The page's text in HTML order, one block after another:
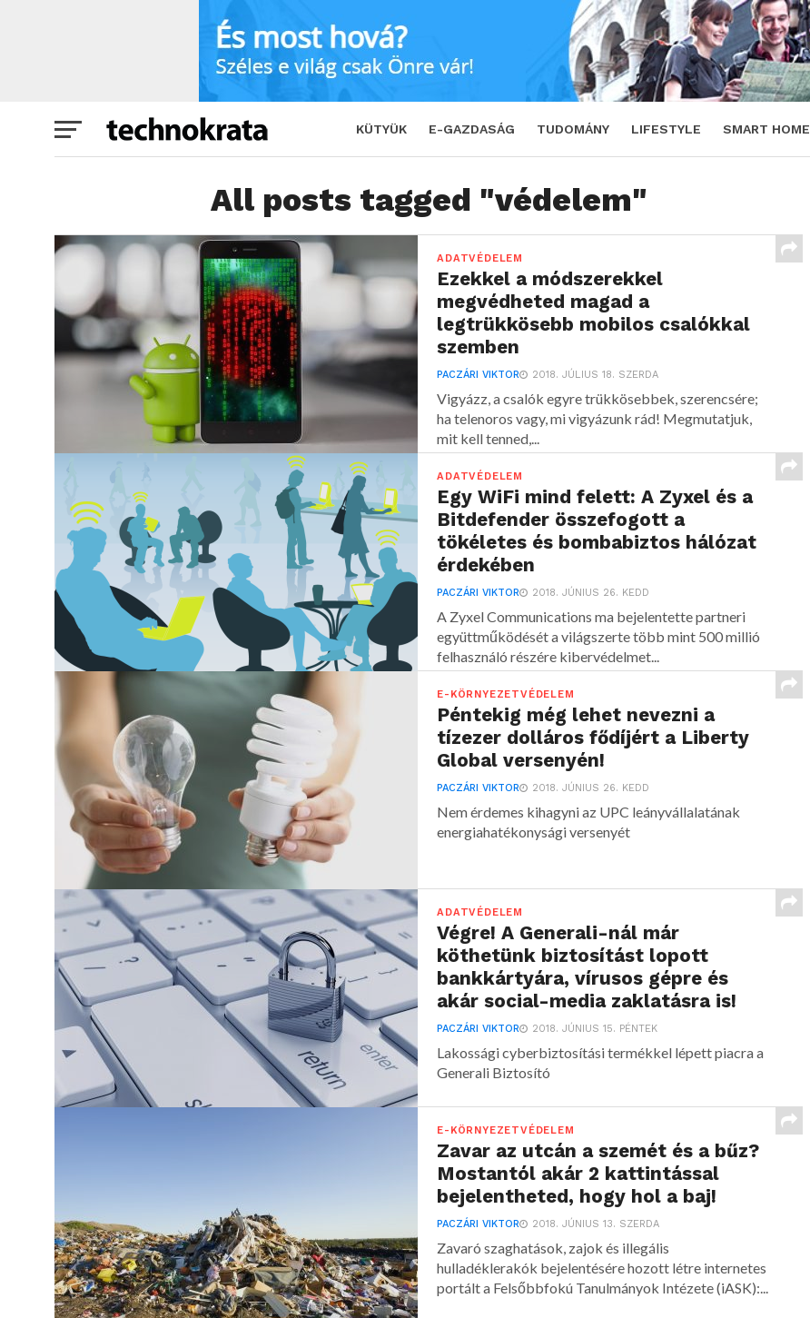
KÜTYÜK E-GAZDASÁG TUDOMÁNY LIFESTYLE SMART HOME
All posts tagged "védelem"
ADATVÉDELEM
Ezekkel a módszerekkel
megvédheted magad a
legtrükkösebb mobilos csalókkal
szemben
PACZÁRI VIKTOR 2018. JÚLIUS 18. SZERDA
Vigyázz, a csalók egyre trükkösebbek, szerencsére;
ha telenoros vagy, mi vigyázunk rád! Megmutatjuk,
mit kell tenned,...
ADATVÉDELEM
Egy WiFi mind felett: A Zyxel és a
Bitdefender összefogott a
tökéletes és bombabiztos hálózat
érdekében
PACZÁRI VIKTOR 2018. JÚNIUS 26. KEDD
A Zyxel Communications ma bejelentette partneri
együttműködését a világszerte több mint 500 millió
felhasználó részére kibervédelmet...
E-KÖRNYEZETVÉDELEM
Péntekig még lehet nevezni a
tízezer dolláros fődíjért a Liberty
Global versenyén!
PACZÁRI VIKTOR 2018. JÚNIUS 26. KEDD
Nem érdemes kihagyni az UPC leányvállalatának
energiahatékonysági versenyét
ADATVÉDELEM
Végre! A Generali-nál már
köthetünk biztosítást lopott
bankkártyára, vírusos gépre és
akár social-media zaklatásra is!
PACZÁRI VIKTOR 2018. JÚNIUS 15. PÉNTEK
Lakossági cyberbiztosítási termékkel lépett piacra a
Generali Biztosító
E-KÖRNYEZETVÉDELEM
Zavar az utcán a szemét és a bűz?
Mostantól akár 2 kattintással
bejelentheted, hogy hol a baj!
PACZÁRI VIKTOR 2018. JÚNIUS 13. SZERDA
Zavaró szaghatások, zajok és illegális
hulladéklerakók bejelentésére hozott létre internetes
portált a Felsőbbfokú Tanulmányok Intézete (iASK):...